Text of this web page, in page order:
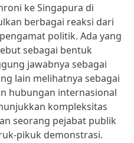
ke Singapura di
berbagai reaksi dari
politik. Ada yang
sebagai bentuk
jawabnya sebagai
lain melihatnya sebagai
hubungan internasional
kompleksitas
seorang pejabat publik
pikuk demonstrasi.